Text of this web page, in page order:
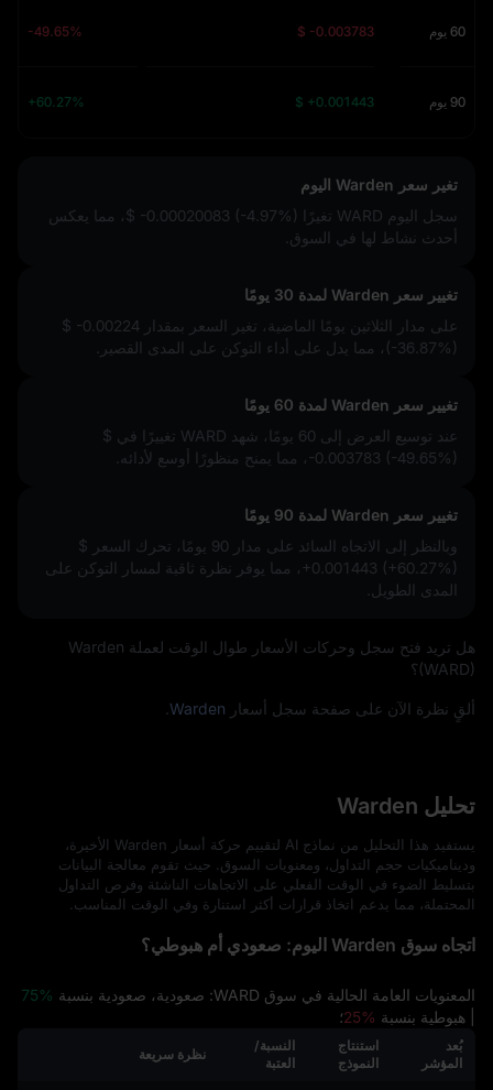
60 يوم $ -0.003783
-49.65%
90 يوم $ +0.001443
+60.27%
تغير سعر Warden اليوم
سجل اليوم WARD تغيرًا
$ -0.00020083 (-4.97%)، مما يعكس
أحدث نشاط لها في السوق.
تغيير سعر Warden لمدة 30 يومًا
على مدار الثلاثين يومًا الماضية، تغير السعر بمقدار $ -0.00224
(-36.87%) ، مما يدل على أداء التوكن على المدى القصير.
تغيير سعر Warden لمدة 60 يومًا
عند توسيع العرض إلى 60 يومًا، شهد WARD تغييرًا في
$
-0.003783 (-49.65%)، مما يمنح منظورًا أوسع لأدائه.
تغيير سعر Warden لمدة 90 يومًا
وبالنظر إلى الاتجاه السائد على مدار 90 يومًا، تحرك السعر
$
+0.001443 (+60.27%) ، مما يوفر نظرة ثاقبة لمسار التوكن على
المدى الطويل.
هل تريد فتح سجل وحركات الأسعار طوال الوقت لعملة Warden
(WARD)؟
ألقٍ نظرة الآن على صفحة سجل أسعار Warden
تحليل Warden
يستفيد هذا التحليل من نماذج AI لتقييم حركة أسعار Warden الأخيرة،
وديناميكيات حجم التداول، ومعنويات السوق. حيث تقوم معالجة البيانات
بتسليط الضوء في الوقت الفعلي على الاتجاهات الناشئة وفرص التداول
المحتملة، مما يدعم اتخاذ قرارات أكثر استنارة وفي الوقت المناسب.
اتجاه سوق Warden اليوم: صعودي أم هبوطي؟
المعنويات العامة الحالية في سوق WARD: صعودية، صعودية بنسبة
75%
| هبوطية بنسبة 25%؛
بُعد
المؤشر
استنتاج
النموذج
النسبة/
العتبة
نظرة سريعة